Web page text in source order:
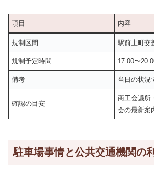
項目 内容
規制区間 駅前上町交
規制予定時間 17:00〜
備考 当日の状況
確認の目安
商工会議所
会の最新案
駐車場事情と公共交通機関の